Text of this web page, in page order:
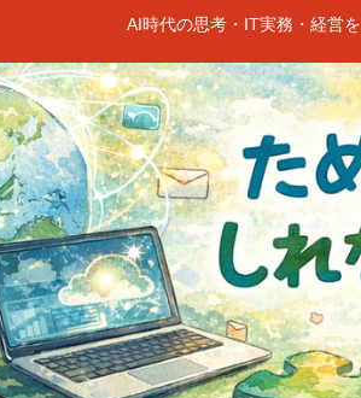
AI時代の思考・IT実務・経営